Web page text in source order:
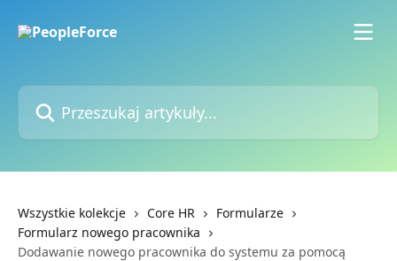
Przeszukaj artykuły...
Wszystkie kolekcje Core HR
Formularze
Formularz nowego pracownika
Dodawanie nowego pracownika do systemu za pomocą